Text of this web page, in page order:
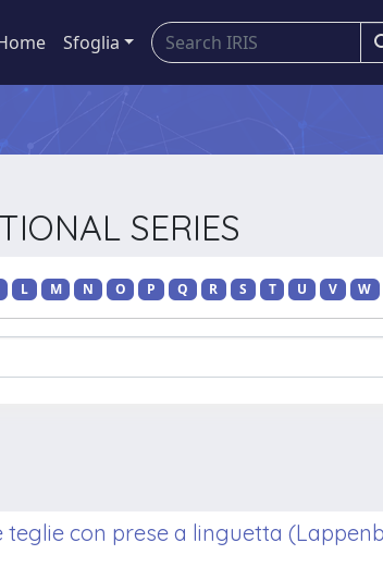
Sfoglia
SERIES
L M N O P Q R S T U V W
con prese a linguetta